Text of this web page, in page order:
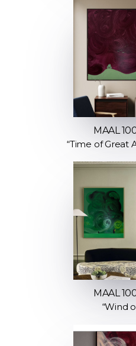
MAAL
“Time of Great
MAAL
“Wind